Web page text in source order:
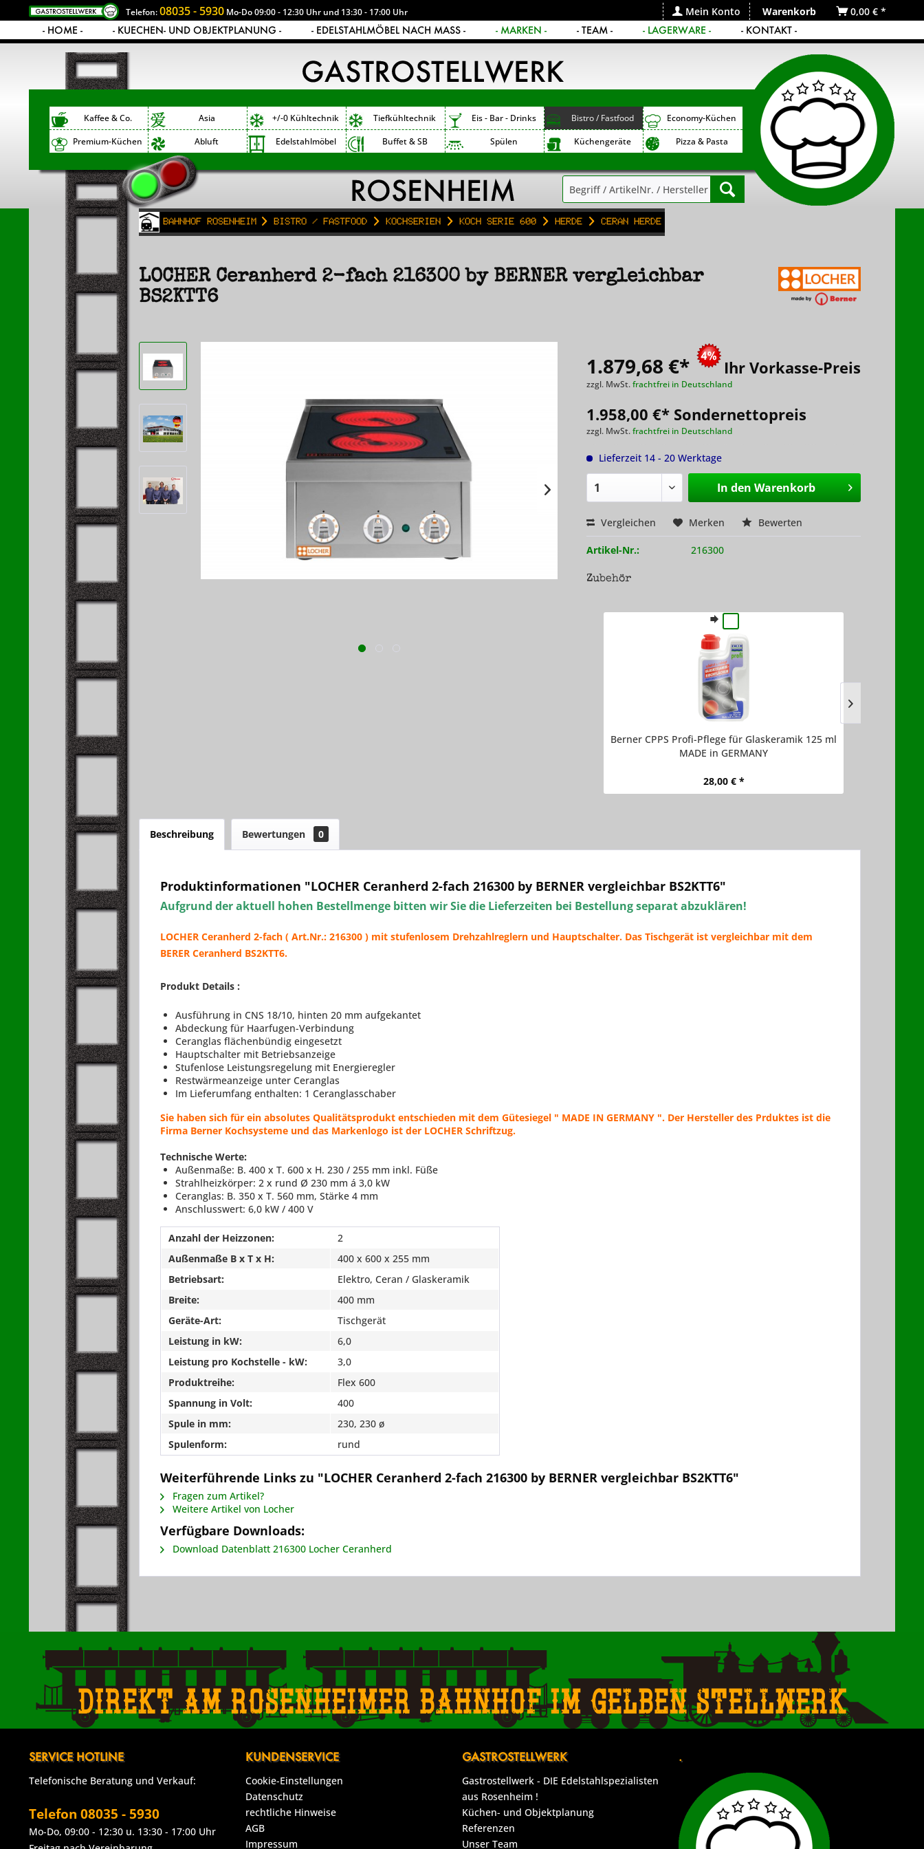
Telefon:08035 - 5930 Mo-Do 09:00 - 12:30 Uhr und 13:30 - 17:00 Uhr Mein Konto Warenkorb
0,00 € *
- HOME -
- KUECHEN- UND OBJEKTPLANUNG - - EDELSTAHLMÖBEL NACH MASS - - MARKEN - - TEAM - - LAGERWARE - - KONTAKT -
Kaffee & Co. Asia +/-0 Kühltechnik Tiefkühltechnik Eis - Bar - Drinks Bistro / Fastfood
Economy-Küchen
Premium-Küchen
Abluft Edelstahlmöbel Buffet & SB Spülen Küchengeräte Pizza & Pasta
Bahnhof Rosenheim Bistro / Fastfood Kochserien Koch Serie 600 Herde Ceran Herde
LOCHER Ceranherd 2-fach 216300 by BERNER vergleichbar
BS2KTT6
1.879,68 €* Ihr Vorkasse-Preis
zzgl. MwSt.frachtfrei in Deutschland
1.958,00 €* Sondernettopreis
zzgl. MwSt.frachtfrei in Deutschland
Lieferzeit 14 - 20 Werktage
In den Warenkorb
Vergleichen Merken Bewerten
Artikel-Nr.: 216300
Zubehör
Berner CPPS Profi-Pflege für Glaskeramik 125 ml
MADE in GERMANY
28,00 € *
Beschreibung Bewertungen 0
Produktinformationen "LOCHER Ceranherd 2-fach 216300 by BERNER vergleichbar BS2KTT6"
Aufgrund der aktuell hohen Bestellmenge bitten wir Sie die Lieferzeiten bei Bestellung separat abzuklären!
LOCHER Ceranherd 2-fach ( Art.Nr.: 216300 ) mit stufenlosem Drehzahlreglern und Hauptschalter. Das Tischgerät ist vergleichbar mit dem
BERER Ceranherd BS2KTT6.
Produkt Details :
Ausführung in CNS 18/10, hinten 20 mm aufgekantet
Abdeckung für Haarfugen-Verbindung
Ceranglas flächenbündig eingesetzt
Hauptschalter mit Betriebsanzeige
Stufenlose Leistungsregelung mit Energieregler
Restwärmeanzeige unter Ceranglas
Im Lieferumfang enthalten: 1 Ceranglasschaber
Sie haben sich für ein absolutes Qualitätsprodukt entschieden mit dem Gütesiegel " MADE IN GERMANY ". Der Hersteller des Prduktes ist die
Firma Berner Kochsysteme und das Markenlogo ist der LOCHER Schriftzug.
Technische Werte:
Außenmaße: B. 400 x T. 600 x H. 230 / 255 mm inkl. Füße
Strahlheizkörper: 2 x rund Ø 230 mm á 3,0 kW
Ceranglas: B. 350 x T. 560 mm, Stärke 4 mm
Anschlusswert: 6,0 kW / 400 V
Anzahl der Heizzonen:
2
Außenmaße B x T x H:
400 x 600 x 255 mm
Betriebsart:
Elektro, Ceran / Glaskeramik
Breite:
400 mm
Geräte-Art:
Tischgerät
Leistung in kW:
6,0
Leistung pro Kochstelle - kW:
3,0
Produktreihe:
Flex 600
Spannung in Volt:
400
Spule in mm:
230, 230 ø
Spulenform:
rund
Weiterführende Links zu "LOCHER Ceranherd 2-fach 216300 by BERNER vergleichbar BS2KTT6"
Fragen zum Artikel?
Weitere Artikel von Locher
Verfügbare Downloads:
Download Datenblatt 216300 Locher Ceranherd
Direkt am Rosenheimer Bahnhof im gelben Stellwerk
SERVICE HOTLINE
Telefonische Beratung und Verkauf:
Telefon 08035 - 5930
Mo-Do, 09:00 - 12:30 u. 13:30 - 17:00 Uhr
KUNDENSERVICE
Cookie-Einstellungen
Datenschutz
rechtliche Hinweise
AGB
Impressum
GASTROSTELLWERK
Gastrostellwerk - DIE Edelstahlspezialisten
aus Rosenheim !
Küchen- und Objektplanung
Referenzen
Unser Team
.